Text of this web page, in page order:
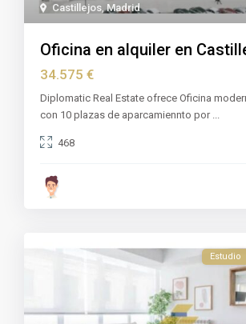
Castillejos ,Madrid
Oficina en alquiler en
34.575 €
Diplomatic Real Estate ofrece Oficina
con 10 plazas de aparcamiennto por
468
Estudio